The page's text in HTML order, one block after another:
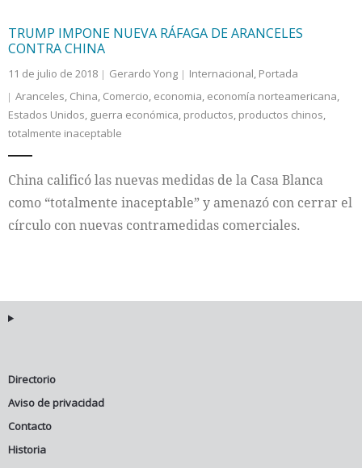
Colaboradores
Internacional
Cultura
TRUMP IMPONE NUEVA RÁFAGA DE ARANCELES
CONTRA CHINA
11 de julio de 2018 Gerardo Yong Internacional, Portada
Aranceles, China, Comercio, economia, economía norteamericana,
Estados Unidos, guerra económica, productos, productos chinos,
totalmente inaceptable
China calificó las nuevas medidas de la Casa Blanca
como “totalmente inaceptable” y amenazó con cerrar el
círculo con nuevas contramedidas comerciales.
Directorio
Aviso de privacidad
Contacto
Historia